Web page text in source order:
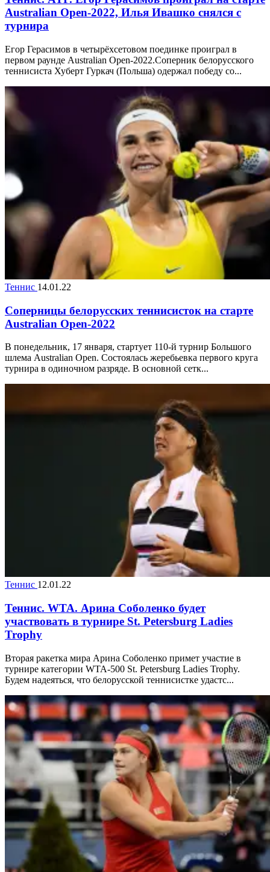
Australian Open-2022, Илья Ивашко снялся с
турнира
Егор Герасимов в четырёхсетовом поединке проиграл в
первом раунде Australian Open-2022.Соперник белорусского
теннисиста Хуберт Гуркач (Польша) одержал победу со...
Теннис 14.01.22
Соперницы белорусских теннисисток на старте
Australian Open-2022
В понедельник, 17 января, стартует 110-й турнир Большого
шлема Australian Open. Состоялась жеребьевка первого круга
турнира в одиночном разряде. В основной сетк...
Теннис 12.01.22
Теннис. WTA. Арина Соболенко будет
участвовать в турнире St. Petersburg Ladies
Trophy
Вторая ракетка мира Арина Соболенко примет участие в
турнире категории WTA-500 St. Petersburg Ladies Trophy.
Будем надеяться, что белорусской теннисистке удастс...